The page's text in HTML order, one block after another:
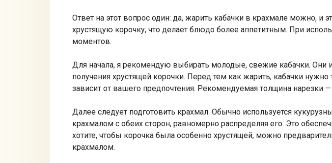
Ответ на этот вопрос один: да, жарить кабачки в крахмале можно,
хрустящую корочку, что делает блюдо более аппетитным. При
моментов.
Для начала, я рекомендую выбирать молодые, свежие кабачки.
получения хрустящей корочки. Перед тем как жарить, кабачки
зависит от вашего предпочтения. Рекомендуемая толщина нарезки
Далее следует подготовить крахмал. Обычно используется
крахмалом с обеих сторон, равномерно распределяя его. Это
хотите, чтобы корочка была особенно хрустящей, можно
крахмалом.